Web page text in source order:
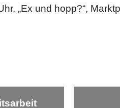
„Ex und hopp?“,